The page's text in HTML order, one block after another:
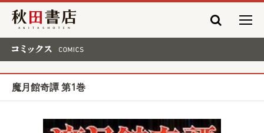
秋田書店
魔月館奇譚 第1巻